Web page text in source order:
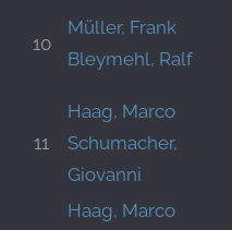
10
Müller, Frank
Bleymehl, Ralf
11
Haag, Marco
Schumacher,
Giovanni
Haag, Marco